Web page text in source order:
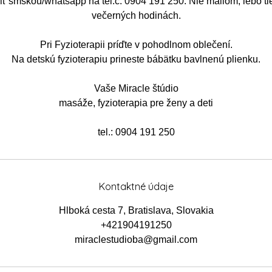
večerných hodinách.
Pri Fyzioterapii príďte v pohodlnom oblečení.
Na detskú fyzioterapiu prineste bábätku bavlnenú plienku.
Vaše Miracle štúdio
masáže, fyzioterapia pre ženy a deti
tel.: 0904 191 250
Kontaktné údaje
Hlboká cesta 7, Bratislava, Slovakia
+421904191250
miraclestudioba@gmail.com